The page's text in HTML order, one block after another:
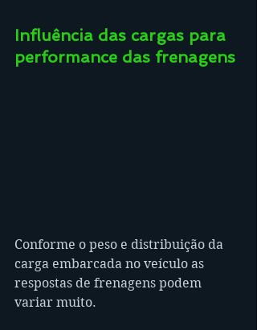
Influência das cargas para
performance das frenagens
Conforme o peso e distribuição da
carga embarcada no veículo as
respostas de frenagens podem
variar muito.